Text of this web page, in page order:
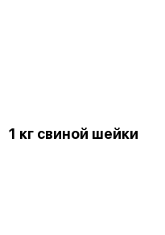
1 кг свиной шейки